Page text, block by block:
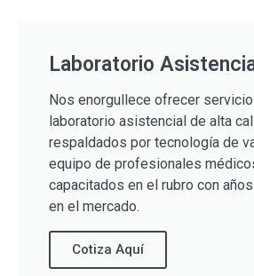
Laboratorio
Nos enorgullece ofrecer
laboratorio asistencial de alta
respaldados por tecnología de
equipo de profesionales
capacitados en el rubro con
en el mercado.
Cotiza Aquí